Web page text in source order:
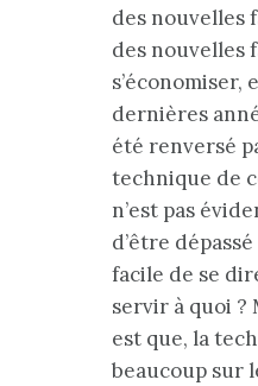
des nouvelles
des nouvelles
s’économiser,
dernières
été renversé
technique de
n’est pas
d’être
facile de se
servir à quoi ?
est que, la
beaucoup sur